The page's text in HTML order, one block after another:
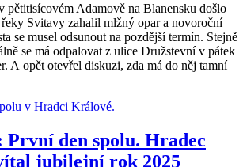
pětitisícovém Adamově na Blanensku došlo
Svitavy zahalil mlžný opar a novoroční
se musel odsunout na pozdější termín. Stejně
se má odpalovat z ulice Družstevní v pátek
A opět otevřel diskuzi, zda má do něj tamní
den spolu. Hradec
jubilejní rok 2025